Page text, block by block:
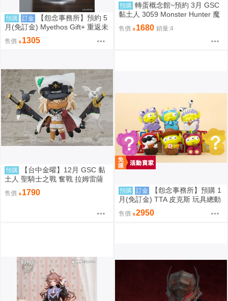
預購 訂金
【怨念事務所】預約 5
月(免訂金) Myethos Gift+ 重返未
來 1999 兔毛手袋 1/8 1011
售價 1305
預購 轉蛋概念館~預約 3月 GSC
黏土人 3059 Monster Hunter 魔
物獵人 火龍 雄火龍 超商付款免
訂金
售價 1680 銷量:4
預購
【台中金曜】12月 GSC 黏
土人 聖騎士之戰 奮戰 拉姆雷薩
爾=瓦倫泰 再版 0904
售價 1790 預購 訂金
【怨念事務所】預購 1
月(免訂金) TTA 皮克斯 玩具總動
員 三眼怪 PERIHAPI! 靠肩小公仔
集 中盒 0829
售價 2950